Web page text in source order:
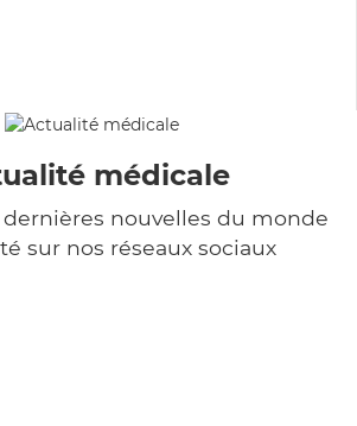
médicale
dernières nouvelles du monde
sur nos réseaux sociaux